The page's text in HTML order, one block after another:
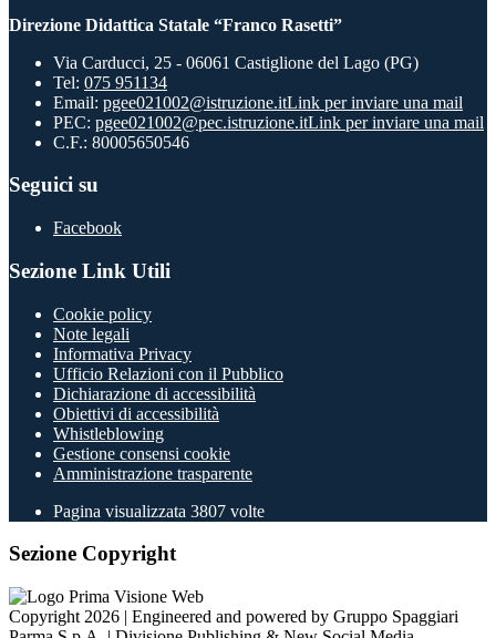
Direzione Didattica Statale “Franco Rasetti”
Via Carducci, 25 - 06061 Castiglione del Lago (PG)
Tel: 075 951134
Email: pgee021002@istruzione.itLink per inviare una mail
PEC: pgee021002@pec.istruzione.itLink per inviare una mail
C.F.: 80005650546
Seguici su
Facebook
Sezione Link Utili
Cookie policy
Note legali
Informativa Privacy
Ufficio Relazioni con il Pubblico
Dichiarazione di accessibilità
Obiettivi di accessibilità
Whistleblowing
Gestione consensi cookie
Amministrazione trasparente
Pagina visualizzata 3807 volte
Sezione Copyright
Copyright 2026 | Engineered and powered by Gruppo Spaggiari